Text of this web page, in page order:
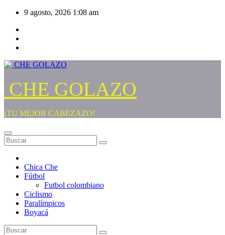
Saltar
contenido
9 agosto, 2026 1:08 am
CHE GOLAZO
¡TU MEJOR CABEZAZO!
Chica Che
Fútbol
Futbol colombiano
Ciclismo
Paralímpicos
Boyacá